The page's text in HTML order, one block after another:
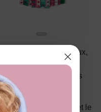
Barbie audacieux,
confortable. Ses
chaleur pour les nuits
accrocheuse et le